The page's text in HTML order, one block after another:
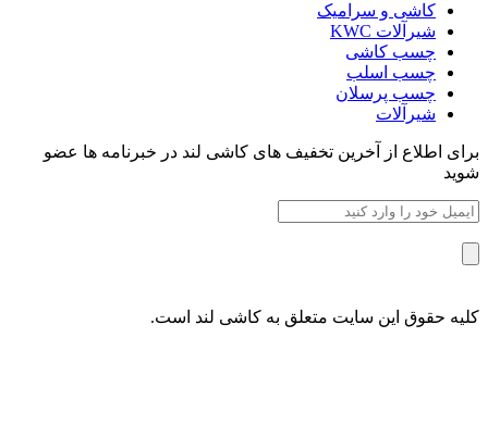
کاشی و سرامیک
شیرآلات KWC
چسب کاشی
چسب اسلب
چسب پرسلان
شیرآلات
برای اطلاع از آخرین تخفیف های کاشی لند در خبرنامه ها عضو
شوید
کلیه حقوق این سایت متعلق به کاشی لند است.